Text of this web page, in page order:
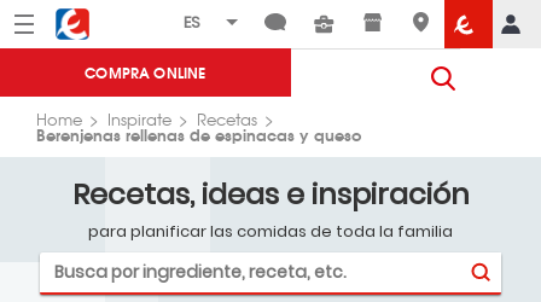
Menú Eroski
COMPRA ONLINE
Home Inspirate Recetas
Berenjenas rellenas de espinacas y queso
Recetas, ideas e inspiración
para planificar las comidas de toda la familia